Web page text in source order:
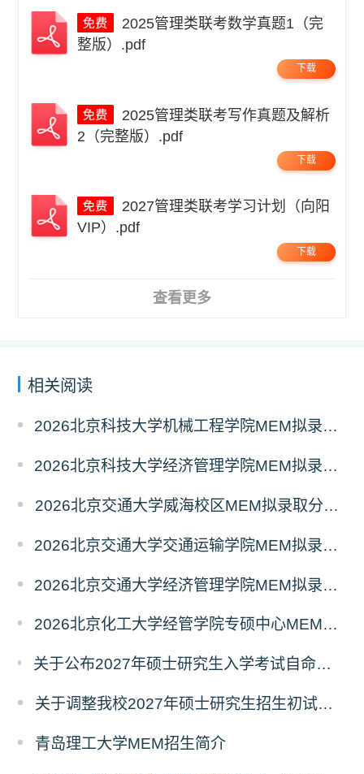
整版）.pdf
下载
2（完整版）.pdf
下载
VIP）.pdf
下载
查看更多
相关阅读
2026北京科技大学机械工程学院MEM拟录取分析解读
2026北京科技大学经济管理学院MEM拟录取分析解读
2026北京交通大学威海校区MEM拟录取分析解读
2026北京交通大学交通运输学院MEM拟录取分析解读
2026北京交通大学经济管理学院MEM拟录取分析解读
2026北京化工大学经管学院专硕中心MEM拟录取分析解读
关于公布2027年硕士研究生入学考试自命题考试科目考试大纲的通知
关于调整我校2027年硕士研究生招生初试科目的公告
青岛理工大学MEM招生简介